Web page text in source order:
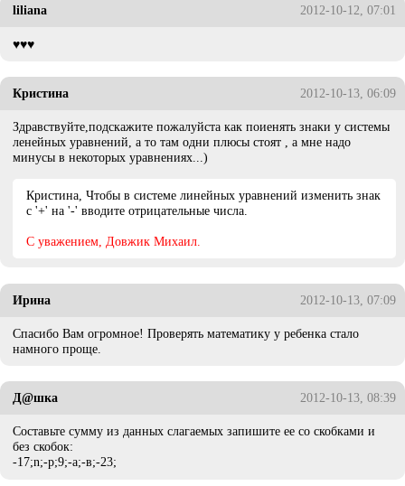
liliana 2012-10-12, 07:01
♥♥♥
Кристина 2012-10-13, 06:09
Здравствуйте,подскажите пожалуйста как поиенять знаки у системы
ленейных уравнений, а то там одни плюсы стоят , а мне надо
минусы в некоторых уравнениях...)
Кристина, Чтобы в системе линейных уравнений изменить знак
с '+' на '-' вводите отрицательные числа.
C уважением, Довжик Михаил.
Ирина 2012-10-13, 07:09
Спасибо Вам огромное! Проверять математику у ребенка стало
намного проще.
Д@шка 2012-10-13, 08:39
Составьте сумму из данных слагаемых запишите ее со скобками и
без скобок:
-17;n;-p;9;-а;-в;-23;